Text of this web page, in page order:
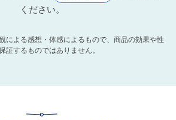
ください。
による感想・体感によるもので、商品の効果や性
証するものではありません。